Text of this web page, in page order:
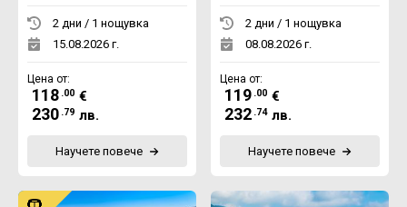
2 дни / 1 нощувка
15.08.2026 г.
Цена от:
118 .00 €
230 .79 лв.
Научете повече
2 дни / 1 нощувка
08.08.2026 г.
Цена от:
119 .00 €
232 .74 лв.
Научете повече